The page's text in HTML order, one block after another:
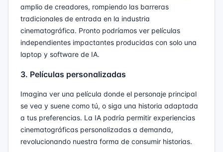
amplio de creadores, rompiendo las barreras
tradicionales de entrada en la industria
cinematográfica. Pronto podríamos ver películas
independientes impactantes producidas con solo una
laptop y software de IA.
3. Películas personalizadas
Imagina ver una película donde el personaje principal
se vea y suene como tú, o siga una historia adaptada
a tus preferencias. La IA podría permitir experiencias
cinematográficas personalizadas a demanda,
revolucionando nuestra forma de consumir historias.